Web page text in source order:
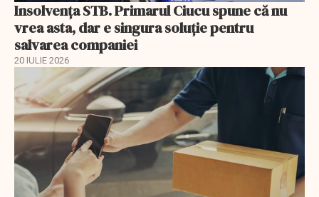
Insolvenţa STB. Primarul Ciucu spune că nu
vrea asta, dar e singura soluţie pentru
salvarea companiei
20 IULIE 2026